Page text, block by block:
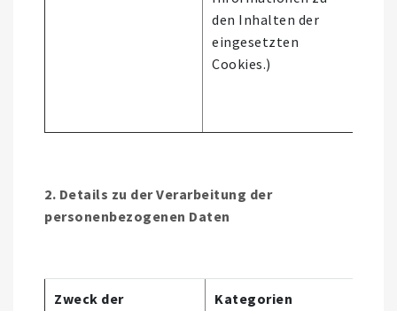
den Inhalten der
eingesetzten
Cookies.)
2. Details zu der Verarbeitung der
personenbezogenen Daten
Zweck der
Kategorien